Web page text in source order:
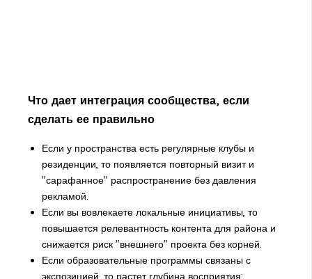
Что дает интеграция сообщества, если
сделать ее правильно
Если у пространства есть регулярные клубы и
резиденции, то появляется повторный визит и
"сарафанное" распространение без давления
рекламой.
Если вы вовлекаете локальные инициативы, то
повышается релевантность контента для района и
снижается риск "внешнего" проекта без корней.
Если образовательные программы связаны с
экспозицией, то растет глубина восприятия: